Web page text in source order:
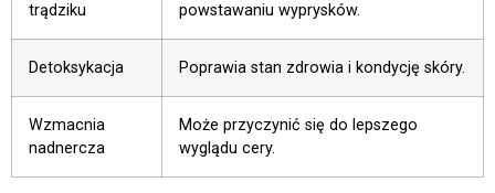
trądziku
powstawaniu wyprysków.
Detoksykacja Poprawia stan zdrowia i kondycję skóry.
Wzmacnia
nadnercza
Może przyczynić się do lepszego
wyglądu cery.